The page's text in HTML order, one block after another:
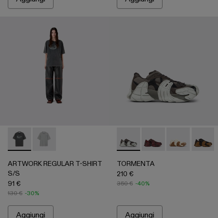
ARTWORK REGULAR T-SHIRT S/S - AU00089-001 - Black
ARTWORK REGULAR T-SHIRT S/S - AU00089-002
ARTWORK REGULAR T-SHIRT
S/S
91 €
130 € -30%
Aggiungi
TORMENTA - A500013-
TORMENTA -
TORMENTA
TORMENTA
210 €
350 € -40%
Aggiungi